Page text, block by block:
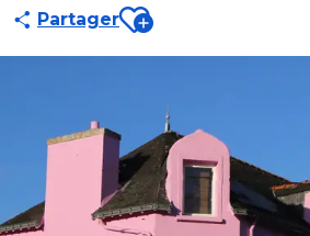
PartagerAjouter aux favoris